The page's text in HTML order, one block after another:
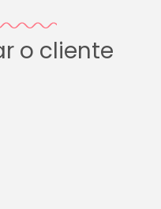
o cliente